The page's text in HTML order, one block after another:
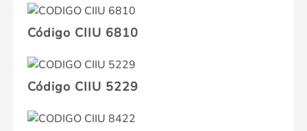
Código CIIU 6810
Código CIIU 5229